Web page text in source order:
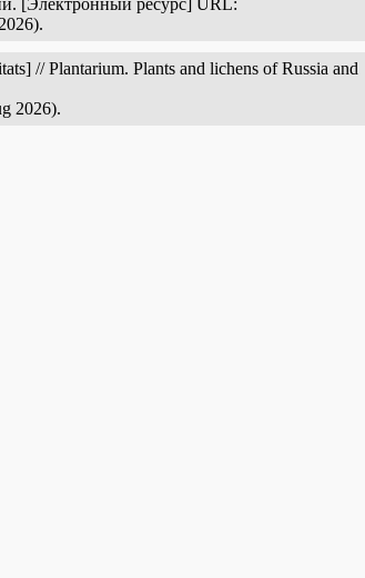
[Электронный ресурс] URL:
// Plantarium. Plants and lichens of Russia and
2026).